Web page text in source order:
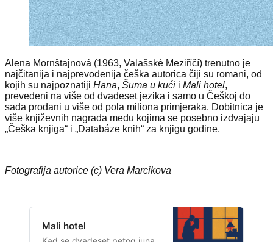
Alena Mornštajnová (1963, Valašské Meziříčí) trenutno je
najčitanija i najprevođenija češka autorica čiji su romani, od
kojih su najpoznatiji Hana, Šuma u kući i Mali hotel,
prevedeni na više od dvadeset jezika i samo u Češkoj do
sada prodani u više od pola miliona primjeraka. Dobitnica je
više književnih nagrada među kojima se posebno izdvajaju
„Češka knjiga“ i „Databáze knih“ za knjigu godine.
Fotografija autorice (c) Vera Marcikova
Mali hotel